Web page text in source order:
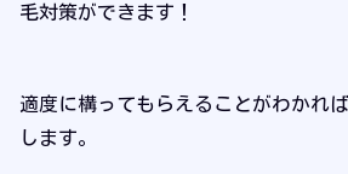
毛対策ができます！
適度に構ってもらえることがわかれ
します。